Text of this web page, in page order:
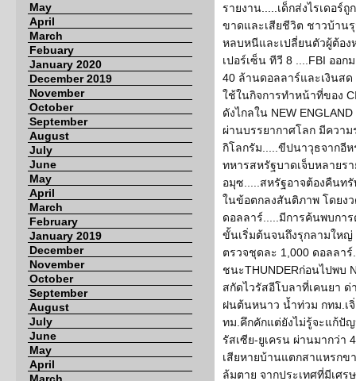
May
April
March
Febuary
January 2020
December 2019
November
October
September
August
July
June
May
April
March
February
January 2019
December
November
October
September
August
July
June
May
April
รายงาน.....เด็กส่งไรเดอ
ขาดและเสียชีวิต ชาวบ้าน
หลบหนีและเปลี่ยนตัวผู้ต้อง
เปอร์เซ็น ทีวี 8 ....FBI ออก
40 ล้านดอลลาร์และเงินสด
ใช้ในกิจการทำหน้าที่ของ
ดังไกลใน NEW
ผ่านบรรยากาศโลก มีควา
กิโลกรัม.....ขีปนาวุธจากอี
ทหารสหรัฐบาดเจ็บหลายร
อมุซ.....สหรัฐอาจต้องคืนท
ในข้อตกลงสันติภาพ โดยง
ดอลลาร์.....มีการค้นพบกา
ขั้นเริ่มต้นจนถึงรุกลามใหญ่
ตรวจชุดละ 1,000 ดอลลาร์
ชนะTHUNDERก่อนไปพบ
สกัดไวรัสอีโบลาที่เคนยา
ฝนต้นหนาว น้ำท่วม กทม.เจิ่
ทม.คึกคักแต่ยังไม่รู้จะแก้ปั
รัสเซีย-ยูเครน ผ่านมากว่า
เสียหายบ้านแตกสาแหรก
ล้มตาย จากประเทศที่มีเศ